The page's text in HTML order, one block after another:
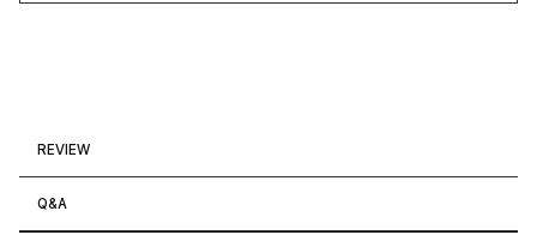
REVIEW
Q&A